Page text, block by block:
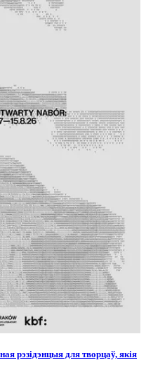
рэзідэнцыя для творцаў, якія